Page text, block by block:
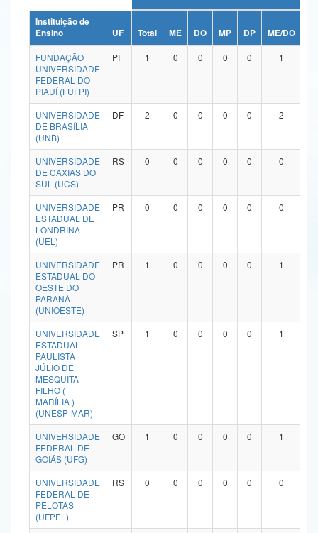
Ministério da Ciência, Tecnologia, Inovações e Comunicações
Ministério do Meio Ambiente
Ministério do Turismo
Ministério do Desenvolvimento Regional
Controladoria-Geral da União
Ministério da Mulher, da Família e dos Direitos Humanos
Secretaria-Geral
Secretaria de Governo
Gabinete de Segurança Institucional
Advocacia-Geral da União
Banco Central do Brasil
Instituição de
Ensino
UF Total ME DO MP DP ME/DO
FUNDAÇÃO
UNIVERSIDADE
FEDERAL DO
PIAUÍ (FUFPI)
PI 1 0 0 0 0 1
UNIVERSIDADE
DE BRASÍLIA
(UNB)
DF 2 0 0 0 0 2
UNIVERSIDADE
DE CAXIAS DO
SUL (UCS)
RS 0 0 0 0 0 0
UNIVERSIDADE
ESTADUAL DE
LONDRINA
(UEL)
PR 0 0 0 0 0 0
UNIVERSIDADE
ESTADUAL DO
OESTE DO
PARANÁ
(UNIOESTE)
PR 1 0 0 0 0 1
UNIVERSIDADE
ESTADUAL
PAULISTA
JÚLIO DE
MESQUITA
FILHO (
MARÍLIA )
(UNESP-MAR)
SP 1 0 0 0 0 1
UNIVERSIDADE
FEDERAL DE
GOIÁS (UFG)
GO 1 0 0 0 0 1
UNIVERSIDADE
FEDERAL DE
PELOTAS
(UFPEL)
RS 0 0 0 0 0 0